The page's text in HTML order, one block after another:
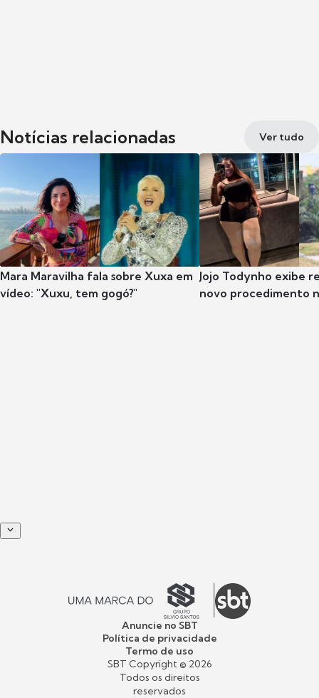
Notícias relacionadas Ver tudo
Mara Maravilha fala sobre Xuxa em
vídeo: "Xuxu, tem gogó?"
Jojo Todynho exibe
novo procedimento
Anuncie no SBT
Política de privacidade
Termo de uso
SBT Copyright © 2026
Todos os direitos
reservados